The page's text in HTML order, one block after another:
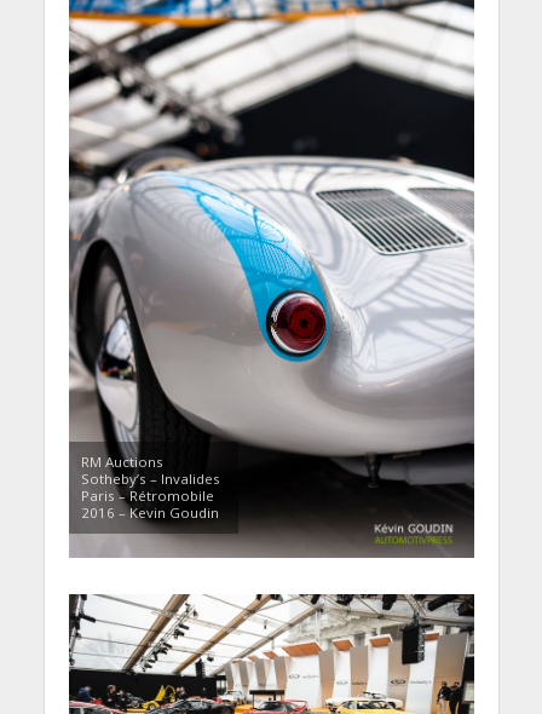
RM Auctions
Sotheby’s – Invalides
Paris – Rétromobile
2016 – Kevin Goudin